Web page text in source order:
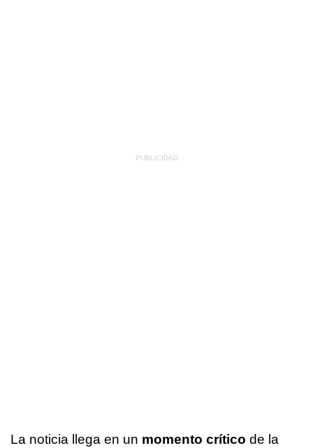
La noticia llega en un momento crítico de la